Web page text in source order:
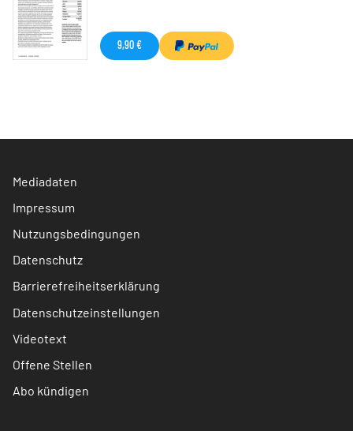
9,90 €
Mediadaten
Impressum
Nutzungsbedingungen
Datenschutz
Barrierefreiheitserklärung
Datenschutzeinstellungen
Videotext
Offene Stellen
Abo kündigen